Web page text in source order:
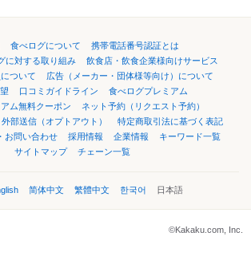
食べログについて
携帯電話番号認証とは
に対する取り組み
飲食店・飲食企業様向けサービス
ついて
広告（メーカー・団体様等向け）について
口コミガイドライン
食べログプレミアム
ム無料クーポン
ネット予約（リクエスト予約）
外部送信（オプトアウト）
特定商取引法に基づく表記
お問い合わせ 採用情報 企業情報
キーワード一覧
サイトマップ
チェーン一覧
简体中文 繁體中文 한국어 日本語
©Kakaku.com, Inc.